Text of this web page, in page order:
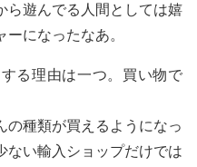
ら遊んでる人間としては嬉
になったなあ。
る理由は一つ。買い物で
の種類が買えるようになっ
ない輸入ショップだけでは